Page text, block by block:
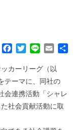
c
o
o
T
i
t
e
r
n
e
E
a
i
カーリーグ（以
テーマに、同社の
会連携活動「シャレ
社会貢献活動に取